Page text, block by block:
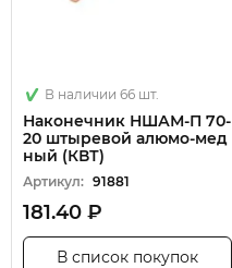
В наличии 66 шт.
Наконечник НШАМ-П 70-
20 штыревой алюмо-мед
ный (КВТ)
Артикул: 91881
181.40 ₽
В список покупок